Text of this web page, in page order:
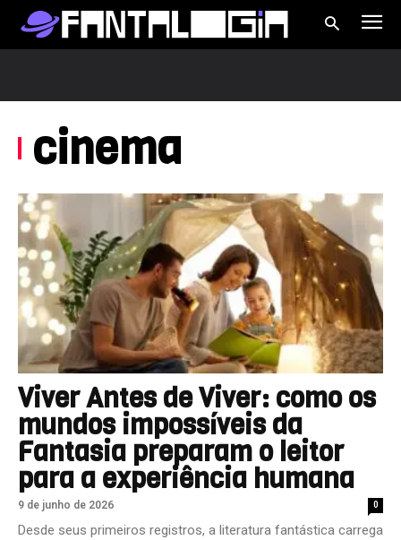
Vivendo pelo cinema desde
fevereiro de 2011
cinema
Viver Antes de Viver: como os
mundos impossíveis da
Fantasia preparam o leitor
para a experiência humana
9 de junho de 2026 0
Desde seus primeiros registros, a literatura fantástica carrega